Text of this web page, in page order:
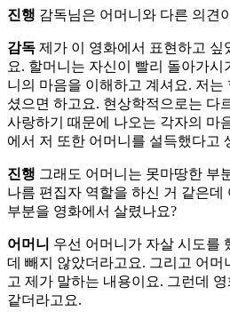
진행 감독님은 어머니와 다른 의견
감독 제가 이 영화에서 표현하고 싶
요. 할머니는 자신이 빨리 돌아가시
니의 마음을 이해하고 계셔요. 저는
셨으면 하고요. 현상학적으로는 다
사랑하기 때문에 나오는 각자의 마
에서 저 또한 어머니를 설득했다고
진행 그래도 어머니는 못마땅한 부
나름 편집자 역할을 하신 거 같은데
부분을 영화에서 살렸나요?
어머니 우선 어머니가 자살 시도를
데 빼지 않았더라고요. 그리고 어
고 제가 말하는 내용이요. 그런데
같더라고요.